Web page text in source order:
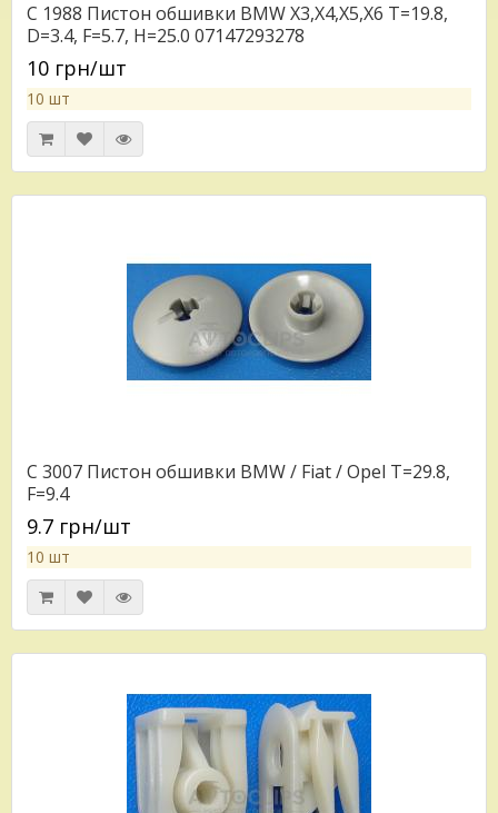
C 1988 Пистон обшивки BMW X3,X4,X5,X6 T=19.8,
D=3.4, F=5.7, H=25.0 07147293278
10 грн/шт
10 шт
C 3007 Пистон обшивки BMW / Fiat / Opel T=29.8,
F=9.4
9.7 грн/шт
10 шт